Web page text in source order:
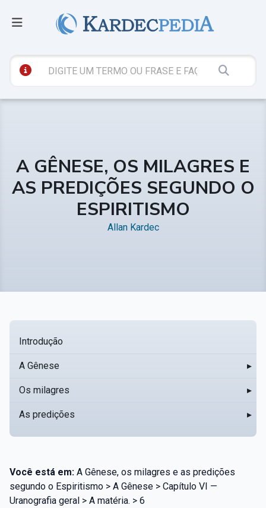
A GÊNESE, OS MILAGRES E
AS PREDIÇÕES SEGUNDO O
ESPIRITISMO
Allan Kardec
Introdução
A Gênese ▸
Os milagres ▸
As predições ▸
Você está em: A Gênese, os milagres e as predições
segundo o Espiritismo > A Gênese > Capítulo VI —
Uranografia geral > A matéria. > 6